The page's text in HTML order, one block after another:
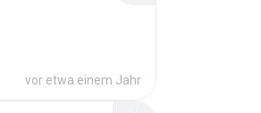
vor etwa einem Jahr